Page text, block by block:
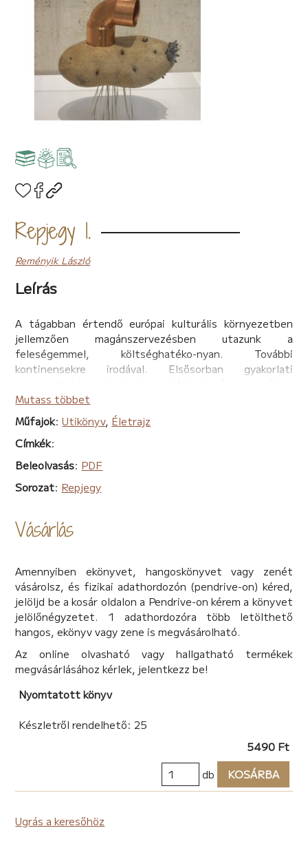
Repjegy 1.
Reményik László
Leírás
A tágabban értendő európai kulturális környezetben
jellemzően magánszervezésben utazunk a
feleségemmel, költséghatéko-nyan. További
kontinensekre irodával. Elsősorban gyakorlati
benyomásokról szólnak. Érett fejjel, és életem nagyobb
részén nem látva összegeztem. Az útleírásokban
magamat látó képességgel ruháztam fel, mert
továbbra sem a megváltozott egészségi állapotom
alapján gondolok magamra. Az utazások emberileg
tovább gazdagítottak.
A Repjegy című kötet sorozatnak indul. Az első
szerepel, nem időrendi sorrendben. Tizennyolc
országban jártunk: Albánia, Ciprus, Csehország,
Georgia, Görögország, Jordánia, Lettország, Litvánia,
Marokkó, Montenegró, Olaszország, Peru, Portugália,
Spanyolország, Szlovákia, Törökország.
Mutass többet
Műfajok:Utikönyv, Életrajz
Címkék:
Beleolvasás: PDF
Sorozat: Repjegy
Vásárlás
Amennyiben ekönyvet, hangoskönyvet vagy zenét
vásárolsz, és fizikai adathordozón (pendrive-on) kéred,
jelöljd be a kosár oldalon a Pendrive-on kérem a könyvet
jelölőnégyzetet. 1 adathordozóra több letölthető
hangos, ekönyv vagy zene is megvásárolható.
Az online olvasható vagy hallgatható termékek
megvásárlásához kérlek, jelentkezz be!
Nyomtatott könyv
Készletről rendelhető: 25
5490 Ft
db
KOSÁRBA
Ugrás a keresőhöz